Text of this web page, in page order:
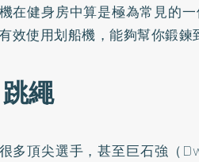
在健身房中算是極為常見的
效使用划船機，能夠幫你鍛鍊
繩
多頂尖選手，甚至巨石強（